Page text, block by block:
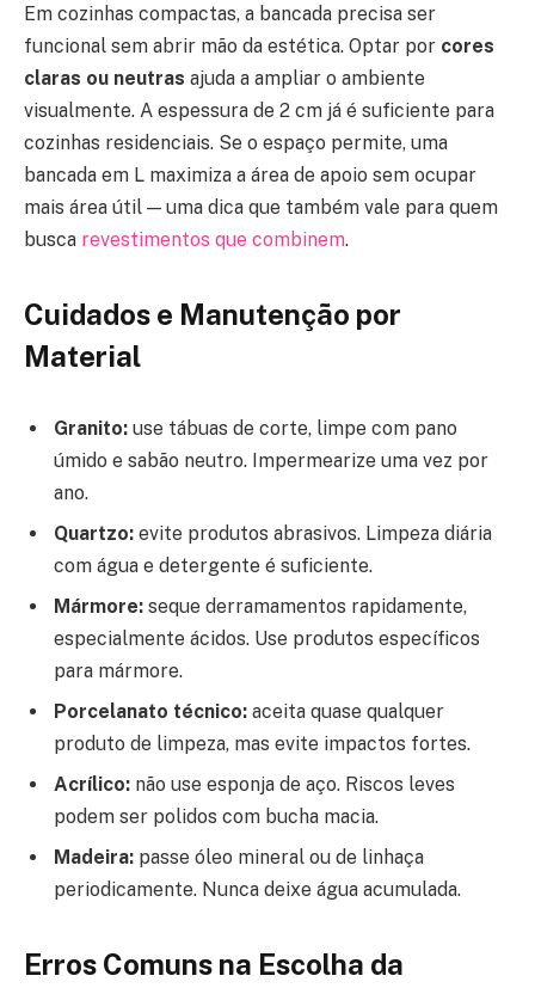
Em cozinhas compactas, a bancada precisa ser
funcional sem abrir mão da estética. Optar por cores
claras ou neutras ajuda a ampliar o ambiente
visualmente. A espessura de 2 cm já é suficiente para
cozinhas residenciais. Se o espaço permite, uma
bancada em L maximiza a área de apoio sem ocupar
mais área útil — uma dica que também vale para quem
busca revestimentos que combinem.
Cuidados e Manutenção por
Material
Granito: use tábuas de corte, limpe com pano
úmido e sabão neutro. Impermearize uma vez por
ano.
Quartzo: evite produtos abrasivos. Limpeza diária
com água e detergente é suficiente.
Mármore: seque derramamentos rapidamente,
especialmente ácidos. Use produtos específicos
para mármore.
Porcelanato técnico: aceita quase qualquer
produto de limpeza, mas evite impactos fortes.
Acrílico: não use esponja de aço. Riscos leves
podem ser polidos com bucha macia.
Madeira: passe óleo mineral ou de linhaça
periodicamente. Nunca deixe água acumulada.
Erros Comuns na Escolha da